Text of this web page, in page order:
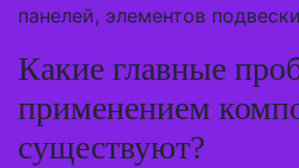
панелей, элементов
Какие главные
применением
существуют?